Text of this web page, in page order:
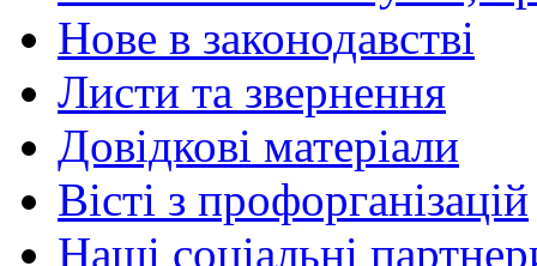
Нове в законодавстві
Листи та звернення
Довідкові матеріали
Вісті з профорганізацій
Наші соціальні